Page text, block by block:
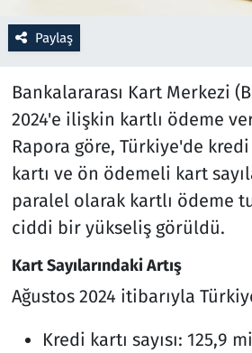
Paylaş
Bankalararası Kart Merkezi
2024'e ilişkin kartlı ödeme
Rapora göre, Türkiye'de
kartı ve ön ödemeli kart
paralel olarak kartlı ödeme
ciddi bir yükseliş görüldü.
Kart Sayılarındaki Artış
Ağustos 2024 itibarıyla
Kredi kartı sayısı: 125,9
Savunma Sanayi
Seçim 2023
Spor
Teknoloji ve Bilim
Televizyon